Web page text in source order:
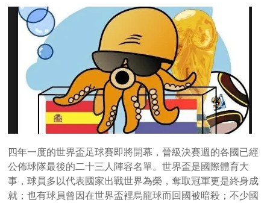
四年一度的世界盃足球賽即將開幕，晉級決賽週的各國已經
公佈球隊最後的二十三人陣容名單。世界盃是國際體育大
事，球員多以代表國家出戰世界為榮，奪取冠軍更是終身成
就；也有球員曾因在世界盃裡烏龍球而回國被暗殺；不少國